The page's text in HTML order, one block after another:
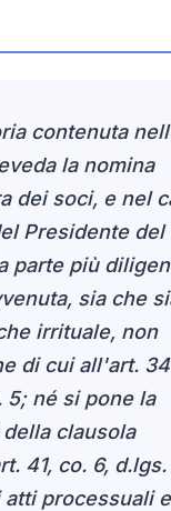
contenuta
la nomina
dei soci, e nel
Presidente del
parte più
sia che
irrituale, non
di cui all'art. 34
5; né si pone la
clausola
41, co. 6, d.lgs.
processuali e